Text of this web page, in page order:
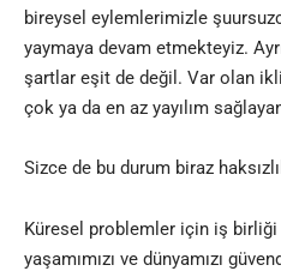
bireysel eylemlerimizle
yaymaya devam etmekteyiz.
şartlar eşit de değil. Var olan
çok ya da en az yayılım
Sizce de bu durum biraz
Küresel problemler için iş
yaşamımızı ve dünyamızı